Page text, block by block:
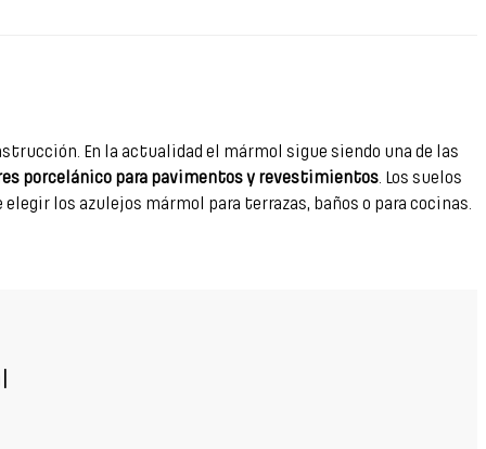
En la actualidad el mármol sigue siendo una de las
porcelánico para pavimentos y revestimientos . Los suelos
los azulejos mármol para terrazas, baños o para cocinas.